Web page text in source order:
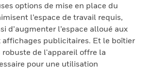
options de mise en place du
l’espace de travail requis,
d’augmenter l’espace alloué aux
affichages publicitaires. Et le boîtier
de l'appareil offre la
pour une utilisation